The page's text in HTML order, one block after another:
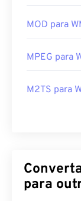
MOD para
MPEG para
M2TS para
Converta
para